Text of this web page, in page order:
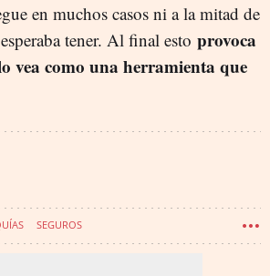
en muchos casos ni a la mitad de
tener. Al final esto provoca
vea como una herramienta que
SEGUROS